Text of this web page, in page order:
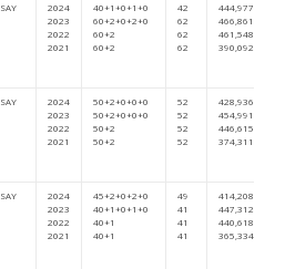
SAY
2024
2023
2022
2021
40+1+0+1+0
60+2+0+2+0
60+2
60+2
42
62
62
62
444,9772
466,86112
461,54837
390,09207
SAY
2024
2023
2022
2021
50+2+0+0+0
50+2+0+0+0
50+2
50+2
52
52
52
52
428,93676
454,99104
446,61502
374,31151
SAY
2024
2023
2022
2021
45+2+0+2+0
40+1+0+1+0
40+1
40+1
49
41
41
41
414,20855
447,31290
440,61859
365,33419